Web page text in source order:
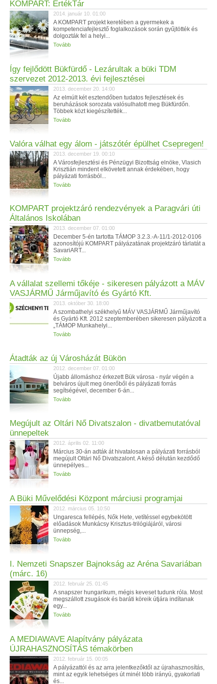
KOMPART: ÉrtékTár
2014. január 10. 01:00
A KOMPART projekt keretében a gyermekek a
kompetenciafejlesztő foglalkozások során gyűjtötték és
dolgozták fel a helyi...
Tovább
Így fejlődött Bükfürdő - Lezárultak a büki TDM
szervezet 2012-2013. évi fejlesztései
2013. december 20. 14:00
Az elmúlt két esztendőben tudatos fejlesztések és
beruházások sorozata valósulhatott meg Bükfürdőn.
Többek közt kiegészítették...
Tovább
Valóra válhat egy álom - játszótér épülhet Csepregen!
2013. december 19. 00:10
A Városfejlesztési és Pénzügyi Bizottság elnöke, Vlasich
Krisztián mindent elkövetett annak érdekében, hogy
pályázati forrásból...
Tovább
KOMPART projektzáró rendezvények a Paragvári úti
Általános Iskolában
2013. december 07. 01:00
December 5-én tartotta TÁMOP 3.2.3.-A-11/1-2012-0106
azonosítójú KOMPART pályázatának projektzáró tárlatát a
SavariART...
Tovább
A vállalat szellemi tőkéje - sikeresen pályázott a MÁV
VASJÁRMŰ Járműjavító és Gyártó Kft.
2013. október 30. 18:00
A szombathelyi székhelyű MÁV VASJÁRMŰ Járműjavító
és Gyártó Kft. 2012 szeptemberében sikeresen pályázott a
„TÁMOP Munkahelyi...
Tovább
Átadták az új Városházát Bükön
2012. december 07. 01:00
Újabb állomáshoz érkezett Bük városa - nyár végén a
belváros újult meg önerőből és pályázati forrás
segítségével, december 6-án...
Tovább
Megújult az Oltári Nő Divatszalon - divatbemutatóval
ünnepeltek
2012. április 02. 11:00
Március 30-án adták át hivatalosan a pályázati forrásból
megújult Oltári Nő Divatszalont. A késő délután kezdődő
ünnepélyes...
Tovább
A Büki Művelődési Központ márciusi programjai
2012. március 05. 10:50
Ungaresca fellépés, Nők Hete, vetítéssel egybekötött
előadások Munkácsy Krisztus-trilógiájáról, városi
ünnepség,...
Tovább
I. Nemzeti Snapszer Bajnokság az Aréna Savariában
(márc. 16)
2012. február 25. 01:45
A snapszer hungarikum, mégis keveset tudunk róla. Most
megszállott zsugások és baráti köreik útjára indítanak
egy...
Tovább
A MEDIAWAVE Alapítvány pályázata
ÚJRAHASZNOSÍTÁS témakörben
2012. február 15. 00:05
A pályázattól és az arra jelentkezőktől az újrahasznosítás,
mint az egyik lehetséges út minél több irányú, gyakorlati
és...